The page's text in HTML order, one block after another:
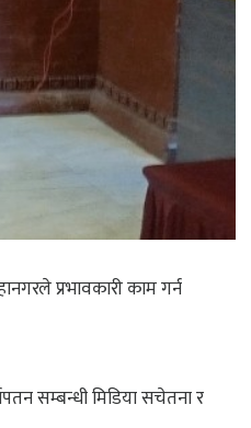
प्रभावकारी काम गर्न
सम्बन्धी मिडिया सचेतना र